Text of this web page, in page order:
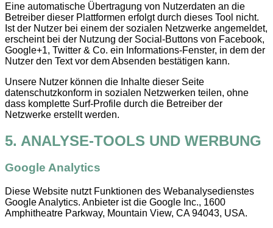
Eine automatische Übertragung von Nutzerdaten an die
Betreiber dieser Plattformen erfolgt durch dieses Tool nicht.
Ist der Nutzer bei einem der sozialen Netzwerke angemeldet,
erscheint bei der Nutzung der Social-Buttons von Facebook,
Google+1, Twitter & Co. ein Informations-Fenster, in dem der
Nutzer den Text vor dem Absenden bestätigen kann.
Unsere Nutzer können die Inhalte dieser Seite
datenschutzkonform in sozialen Netzwerken teilen, ohne
dass komplette Surf-Profile durch die Betreiber der
Netzwerke erstellt werden.
5. ANALYSE-TOOLS UND WERBUNG
Google Analytics
Diese Website nutzt Funktionen des Webanalysedienstes
Google Analytics. Anbieter ist die Google Inc., 1600
Amphitheatre Parkway, Mountain View, CA 94043, USA.